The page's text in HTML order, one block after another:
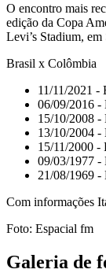
O encontro mais
edição da Copa
Levi’s Stadium,
Brasil x Colômbia
11/11/2021 -
06/09/2016 -
15/10/2008 -
13/10/2004
15/11/2000 -
09/03/1977 -
21/08/1969 -
Com informações
Foto: Espacial fm
Galeria de